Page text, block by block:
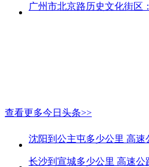
广州市北京路历史文化街区
查看更多今日头条>>
沈阳到公主屯多少公里 高速
长沙到宣城多少公里 高速公